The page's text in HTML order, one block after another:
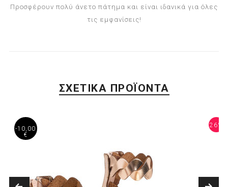
Προσφέρουν πολύ άνετο πάτημα και είναι ιδανικά για όλες
τις εμφανίσεις!
ΣΧΕΤΙΚΑ ΠΡΟΪΟΝΤΑ
26%
-10,00
€